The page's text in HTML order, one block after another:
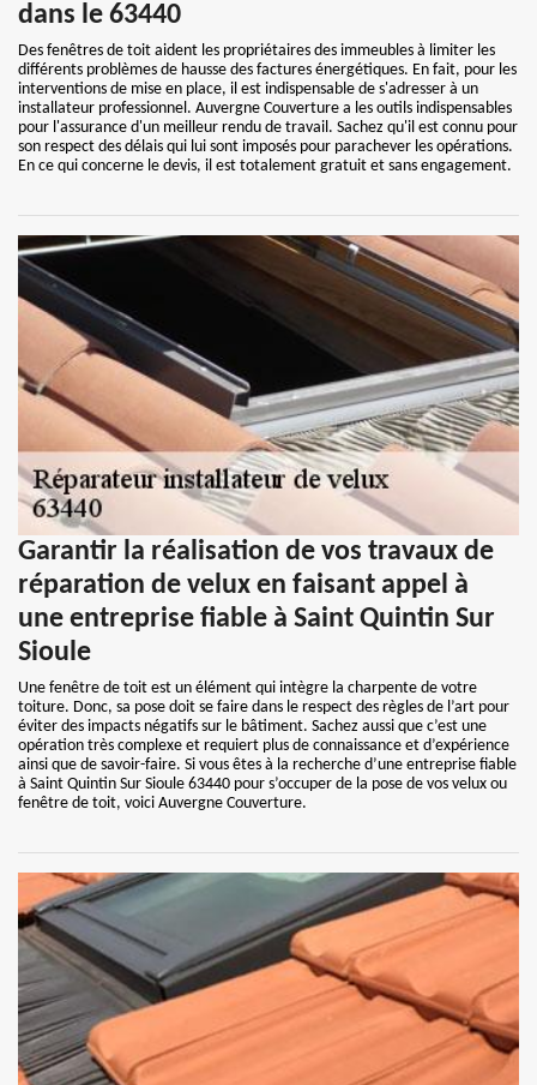
dans le 63440
Des fenêtres de toit aident les propriétaires des immeubles à limiter les
différents problèmes de hausse des factures énergétiques. En fait, pour les
interventions de mise en place, il est indispensable de s'adresser à un
installateur professionnel. Auvergne Couverture a les outils indispensables
pour l'assurance d'un meilleur rendu de travail. Sachez qu'il est connu pour
son respect des délais qui lui sont imposés pour parachever les opérations.
En ce qui concerne le devis, il est totalement gratuit et sans engagement.
Garantir la réalisation de vos travaux de
réparation de velux en faisant appel à
une entreprise fiable à Saint Quintin Sur
Sioule
Une fenêtre de toit est un élément qui intègre la charpente de votre
toiture. Donc, sa pose doit se faire dans le respect des règles de l’art pour
éviter des impacts négatifs sur le bâtiment. Sachez aussi que c’est une
opération très complexe et requiert plus de connaissance et d’expérience
ainsi que de savoir-faire. Si vous êtes à la recherche d’une entreprise fiable
à Saint Quintin Sur Sioule 63440 pour s’occuper de la pose de vos velux ou
fenêtre de toit, voici Auvergne Couverture.